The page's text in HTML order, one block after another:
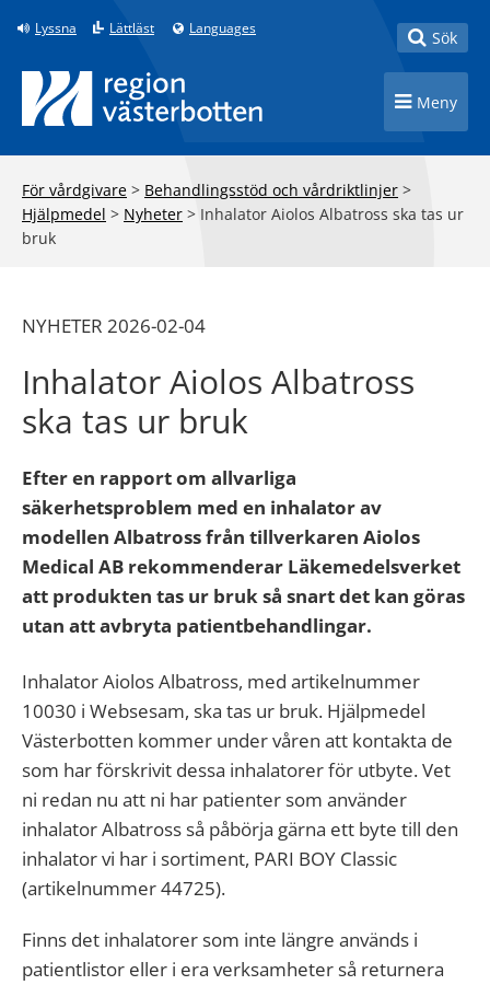
Till innehåll på sidan
Lyssna Lättläst Languages Toggle
Sök
Toggle
Meny
För vårdgivare > Behandlingsstöd och vårdriktlinjer >
Hjälpmedel > Nyheter > Inhalator Aiolos Albatross ska tas ur
bruk
NYHETER 2026-02-04
Inhalator Aiolos Albatross
ska tas ur bruk
Efter en rapport om allvarliga
säkerhetsproblem med en inhalator av
modellen Albatross från tillverkaren Aiolos
Medical AB rekommenderar Läkemedelsverket
att produkten tas ur bruk så snart det kan göras
utan att avbryta patientbehandlingar.
Inhalator Aiolos Albatross, med artikelnummer
10030 i Websesam, ska tas ur bruk. Hjälpmedel
Västerbotten kommer under våren att kontakta de
som har förskrivit dessa inhalatorer för utbyte. Vet
ni redan nu att ni har patienter som använder
inhalator Albatross så påbörja gärna ett byte till den
inhalator vi har i sortiment, PARI BOY Classic
(artikelnummer 44725).
Finns det inhalatorer som inte längre används i
patientlistor eller i era verksamheter så returnera